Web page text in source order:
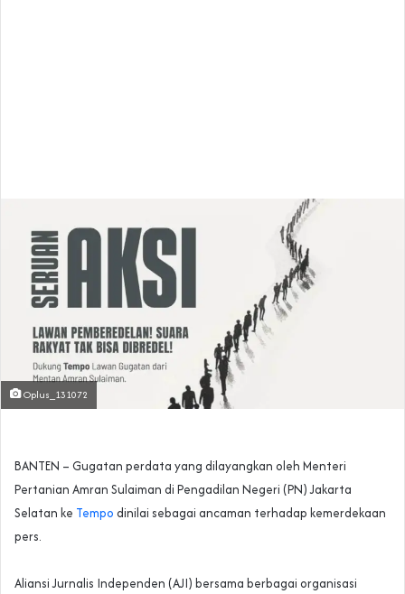
Oplus_131072
BANTEN – Gugatan perdata yang dilayangkan oleh Menteri
Pertanian Amran Sulaiman di Pengadilan Negeri (PN) Jakarta
Selatan ke Tempo dinilai sebagai ancaman terhadap kemerdekaan
pers.
‎Aliansi Jurnalis Independen (AJI) bersama berbagai organisasi